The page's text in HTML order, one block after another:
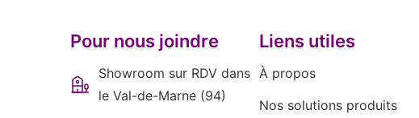
Pour nous joindre
Showroom sur RDV dans
le Val-de-Marne (94)
Liens utiles
À propos
Nos solutions produits